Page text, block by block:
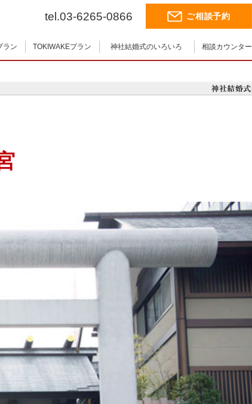
tel.03-6265-0866 ご相談予約
ラン TOKIWAKEプラン
神社結婚式のいろいろ
神前式とは
神社コラム
挙式の流れ
神社結婚式.jpチャンネル
相談カウンター